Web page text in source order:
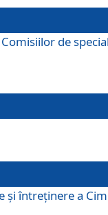
de
şi întreţinere a